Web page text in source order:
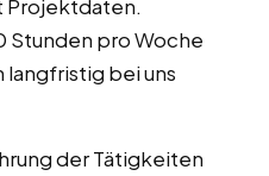
Projektdaten.
Stunden pro Woche
langfristig bei uns
der Tätigkeiten